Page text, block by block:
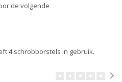
de volgende
4 schrobborstels in gebruik.